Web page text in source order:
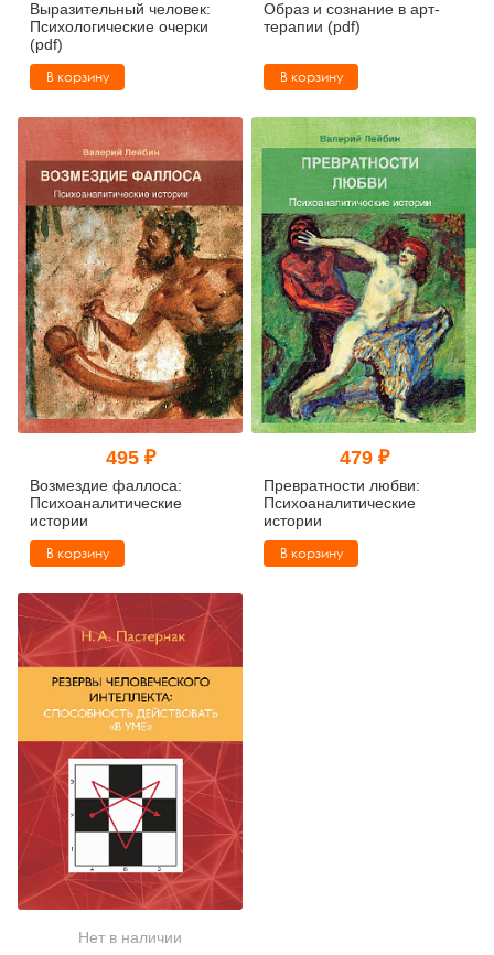
Выразительный человек:
Психологические очерки
(pdf)
В корзину
Образ и сознание в арт-
терапии (pdf)
В корзину
495 ₽
Возмездие фаллоса:
Психоаналитические
истории
В корзину
479 ₽
Превратности любви:
Психоаналитические
истории
В корзину
Нет в наличии